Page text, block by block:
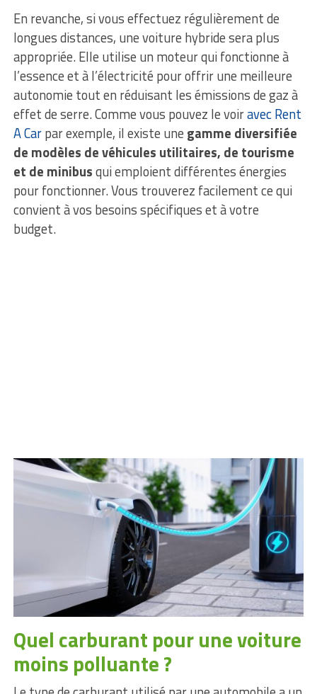
En revanche, si vous effectuez régulièrement de
longues distances, une voiture hybride sera plus
appropriée. Elle utilise un moteur qui fonctionne à
l’essence et à l’électricité pour offrir une meilleure
autonomie tout en réduisant les émissions de gaz à
effet de serre. Comme vous pouvez le voiravec Rent
A Carpar exemple, il existe une gamme diversifiée
de modèles de véhicules utilitaires, de tourisme
et de minibusqui emploient différentes énergies
pour fonctionner. Vous trouverez facilement ce qui
convient à vos besoins spécifiques et à votre
budget.
Quel carburant pour une voiture
moins polluante ?